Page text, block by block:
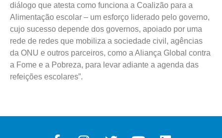
diálogo que atesta como funciona a Coalizão para a
Alimentação escolar – um esforço liderado pelo governo,
cujo sucesso depende dos governos, apoiado por uma
rede de redes que mobiliza a sociedade civil, agências
da ONU e outros parceiros, como a Aliança Global contra
a Fome e a Pobreza, para levar adiante a agenda das
refeições escolares”.